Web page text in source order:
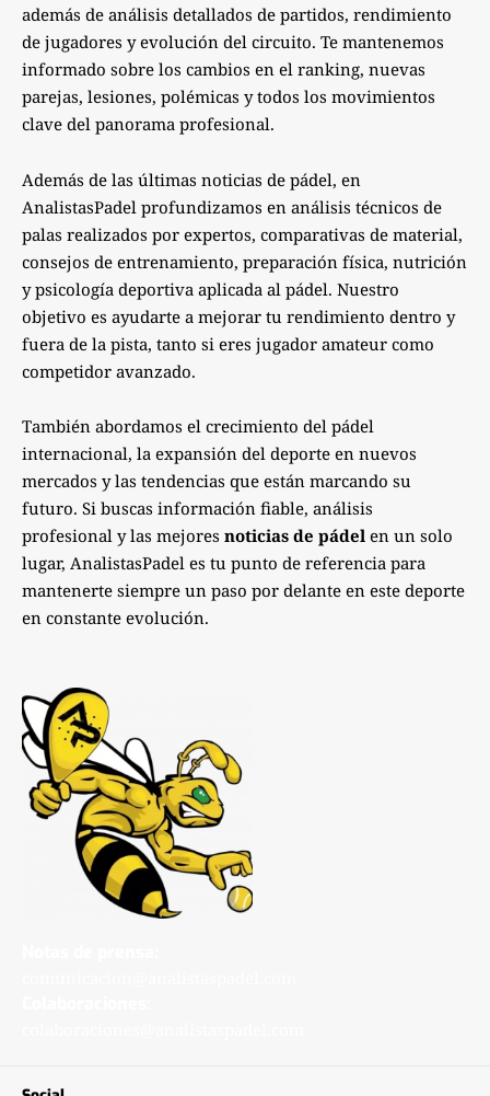
además de análisis detallados de partidos, rendimiento
de jugadores y evolución del circuito. Te mantenemos
informado sobre los cambios en el ranking, nuevas
parejas, lesiones, polémicas y todos los movimientos
clave del panorama profesional.
Además de las últimas noticias de pádel, en
AnalistasPadel profundizamos en análisis técnicos de
palas realizados por expertos, comparativas de material,
consejos de entrenamiento, preparación física, nutrición
y psicología deportiva aplicada al pádel. Nuestro
objetivo es ayudarte a mejorar tu rendimiento dentro y
fuera de la pista, tanto si eres jugador amateur como
competidor avanzado.
También abordamos el crecimiento del pádel
internacional, la expansión del deporte en nuevos
mercados y las tendencias que están marcando su
futuro. Si buscas información fiable, análisis
profesional y las mejores noticias de pádel en un solo
lugar, AnalistasPadel es tu punto de referencia para
mantenerte siempre un paso por delante en este deporte
en constante evolución.